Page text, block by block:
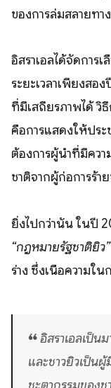
ของการล่มสลายท
อิสราเอลได้จัดการ
ระยะเวลาเพียงสอ
ที่มีเสถียรภาพได้ วิ
คือการแสดงให้ประ
ต้องการผู้นำที่มีคว
ชาติจากผู้ก่อการร้า
ยิ่งไปกว่านั้น ในปี
“กฎหมายรัฐชาติยิว”
ร่าง ซึ่งเนื้อความใน
❝ อิสราเอลเป็น
และชาวยิวเป็น